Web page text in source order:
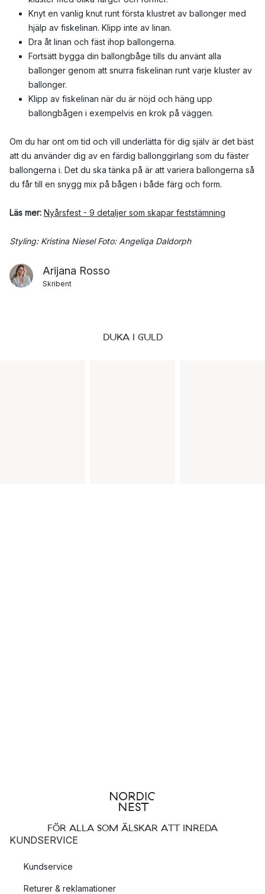
Knyt en vanlig knut runt första klustret av ballonger med
hjälp av fiskelinan. Klipp inte av linan.
Dra åt linan och fäst ihop ballongerna.
Fortsätt bygga din ballongbåge tills du använt alla
ballonger genom att snurra fiskelinan runt varje kluster av
ballonger.
Klipp av fiskelinan när du är nöjd och häng upp
ballongbågen i exempelvis en krok på väggen.
Om du har ont om tid och vill underlätta för dig själv är det bäst
att du använder dig av en färdig ballonggirlang som du fäster
ballongerna i. Det du ska tänka på är att variera ballongerna så
du får till en snygg mix på bågen i både färg och form.
Läs mer: Nyårsfest - 9 detaljer som skapar feststämning
Styling: Kristina Niesel Foto: Angeliqa Daldorph
Arijana Rosso
Skribent
DUKA I GULD
FÖR ALLA SOM ÄLSKAR ATT INREDA
KUNDSERVICE
Kundservice
Returer & reklamationer